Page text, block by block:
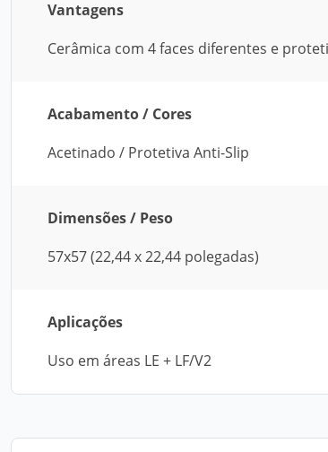
Vantagens
Cerâmica com 4 faces diferentes e
Acabamento / Cores
Acetinado / Protetiva Anti-Slip
Dimensões / Peso
57x57 (22,44 x 22,44 polegadas)
Aplicações
Uso em áreas LE + LF/V2